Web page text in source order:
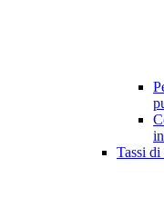
Tassi di